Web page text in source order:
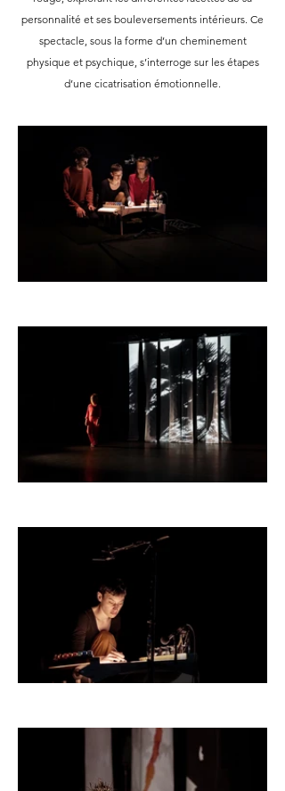
personnalité et ses bouleversements intérieurs. Ce
spectacle, sous la forme d’un cheminement
physique et psychique, s’interroge sur les étapes
d’une cicatrisation émotionnelle.